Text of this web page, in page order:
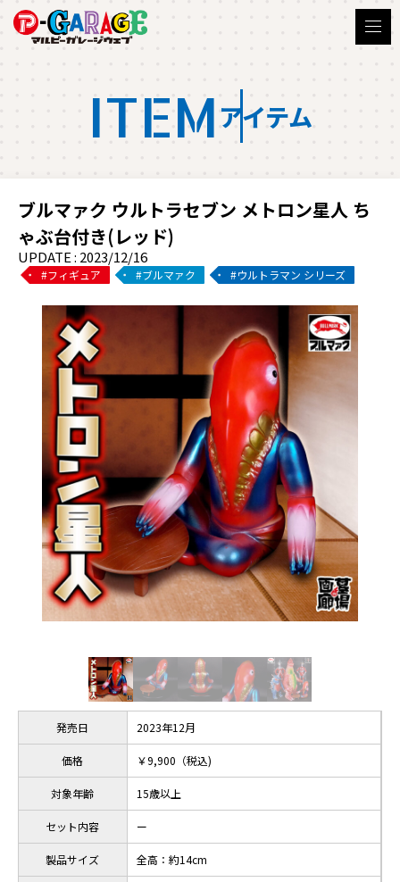
ITEM アイテム
ブルマァク ウルトラセブン メトロン星人 ち
ゃぶ台付き(レッド)
UPDATE : 2023/12/16
フィギュア ブルマァク ウルトラマン シリーズ
発売日 2023年12月
価格 ￥9,900（税込)
対象年齢 15歳以上
セット内容 ー
製品サイズ 全高：約14cm